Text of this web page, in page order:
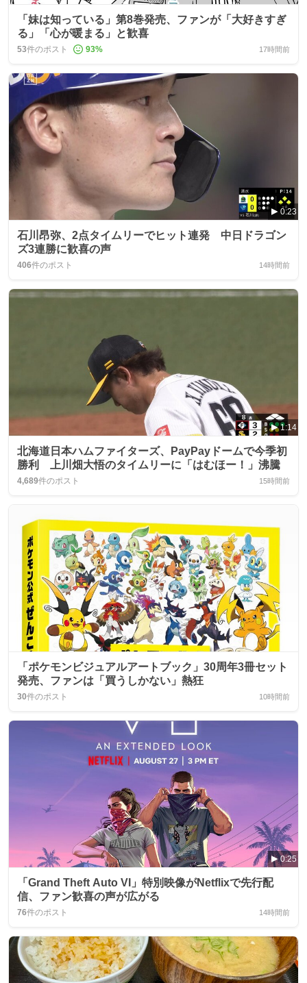
「妹は知っている」第8巻発売、ファンが「大好きすぎ
る」「心が暖まる」と歓喜
53件のポスト 93% 17時間前
0:23
石川昂弥、2点タイムリーでヒット連発 中日ドラゴン
ズ3連勝に歓喜の声
406件のポスト 14時間前
1:14
北海道日本ハムファイターズ、PayPayドームで今季初
勝利 上川畑大悟のタイムリーに「はむほー！」沸騰
4,689件のポスト 15時間前
「ポケモンビジュアルアートブック」30周年3冊セット
発売、ファンは「買うしかない」熱狂
30件のポスト 10時間前
0:25
「Grand Theft Auto VI」特別映像がNetflixで先行配
信、ファン歓喜の声が広がる
76件のポスト 14時間前